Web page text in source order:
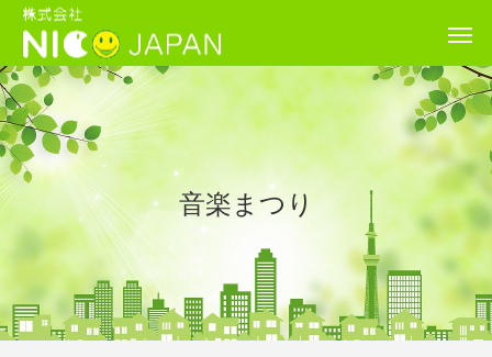
音楽まつり